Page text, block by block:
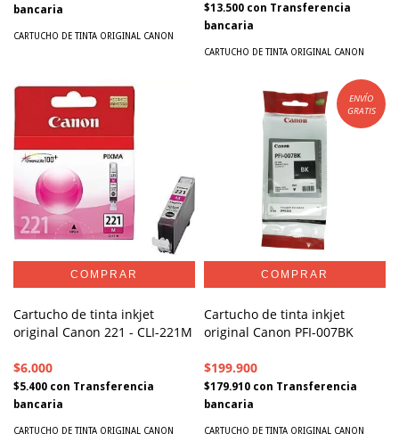
bancaria
CARTUCHO DE TINTA ORIGINAL CANON
$13.500 con Transferencia
bancaria
CARTUCHO DE TINTA ORIGINAL CANON
Cartucho de tinta inkjet
original Canon 221 - CLI-221M
$6.000
$5.400 con Transferencia
bancaria
CARTUCHO DE TINTA ORIGINAL CANON
ENVÍO
GRATIS
Cartucho de tinta inkjet
original Canon PFI-007BK
$199.900
$179.910 con Transferencia
bancaria
CARTUCHO DE TINTA ORIGINAL CANON